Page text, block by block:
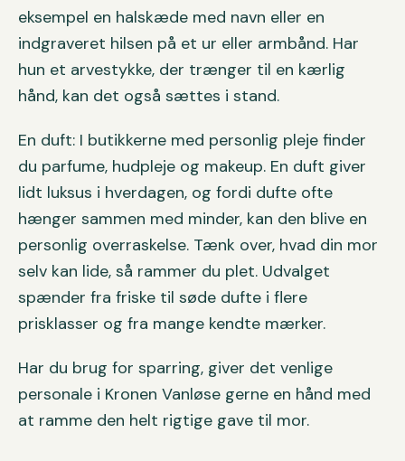
eksempel en halskæde med navn eller en
indgraveret hilsen på et ur eller armbånd. Har
hun et arvestykke, der trænger til en kærlig
hånd, kan det også sættes i stand.
En duft: I butikkerne med personlig pleje finder
du parfume, hudpleje og makeup. En duft giver
lidt luksus i hverdagen, og fordi dufte ofte
hænger sammen med minder, kan den blive en
personlig overraskelse. Tænk over, hvad din mor
selv kan lide, så rammer du plet. Udvalget
spænder fra friske til søde dufte i flere
prisklasser og fra mange kendte mærker.
Har du brug for sparring, giver det venlige
personale i Kronen Vanløse gerne en hånd med
at ramme den helt rigtige gave til mor.